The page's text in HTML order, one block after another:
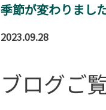
季節が変わりまし
2023.09.28
ブログご